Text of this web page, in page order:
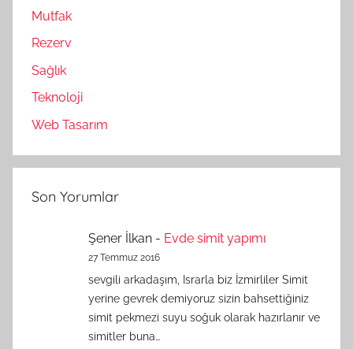
Mutfak
Rezerv
Sağlık
Teknoloji
Web Tasarım
Son Yorumlar
Şener İlkan - Evde simit yapımı
27 Temmuz 2016
sevgili arkadaşım, Israrla biz İzmirliler Simit
yerine gevrek demiyoruz sizin bahsettiğiniz
simit pekmezi suyu soğuk olarak hazırlanır ve
simitler buna…